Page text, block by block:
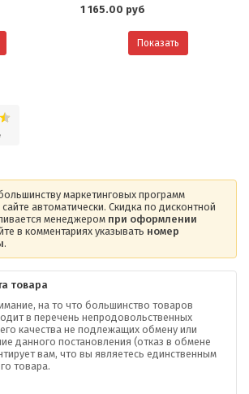
1 165.00 руб
Показать
маркетинговых программ
автоматически. Скидка по дисконтной
менеджером при оформлении
в комментариях указывать номер
.
товара
на то что большинство товаров
в перечень непродовольственных
качества не подлежащих обмену или
данного постановления (отказ в обмене
вам, что вы являетесь единственным
товара.